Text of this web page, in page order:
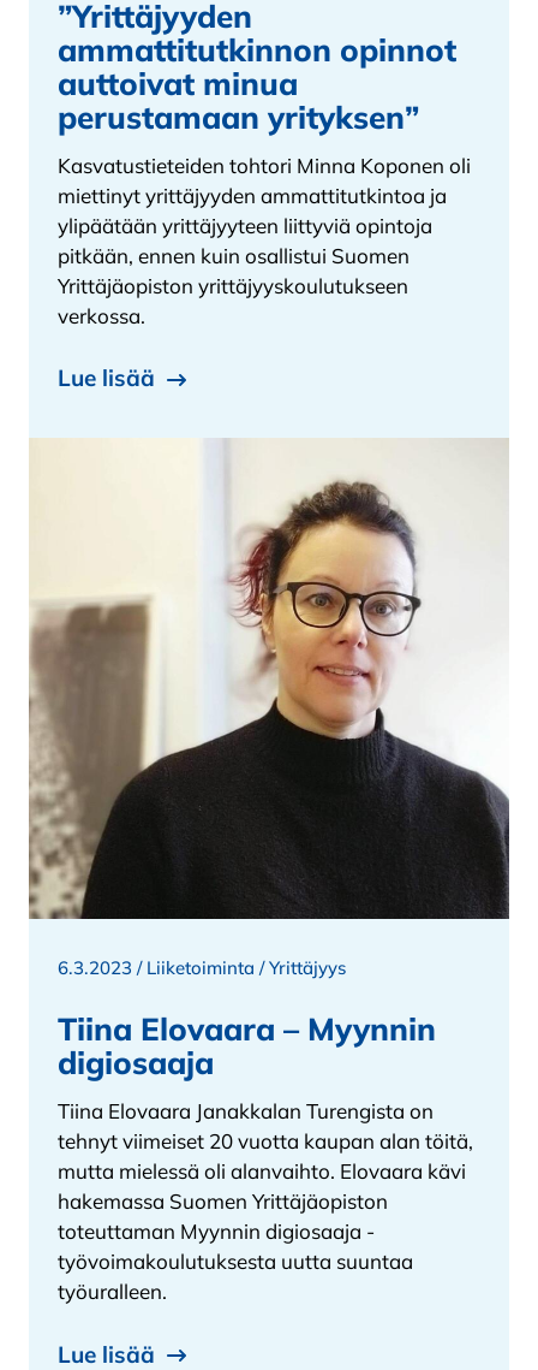
”Yrittäjyyden
ammattitutkinnon opinnot
auttoivat minua
perustamaan yrityksen”
Kasvatustieteiden tohtori Minna Koponen oli
miettinyt yrittäjyyden ammattitutkintoa ja
ylipäätään yrittäjyyteen liittyviä opintoja
pitkään, ennen kuin osallistui Suomen
Yrittäjäopiston yrittäjyyskoulutukseen
verkossa.
Lue lisää
6.3.2023 / Liiketoiminta /Yrittäjyys
Tiina Elovaara – Myynnin
digiosaaja
Tiina Elovaara Janakkalan Turengista on
tehnyt viimeiset 20 vuotta kaupan alan töitä,
mutta mielessä oli alanvaihto. Elovaara kävi
hakemassa Suomen Yrittäjäopiston
toteuttaman Myynnin digiosaaja -
työvoimakoulutuksesta uutta suuntaa
työuralleen.
Lue lisää